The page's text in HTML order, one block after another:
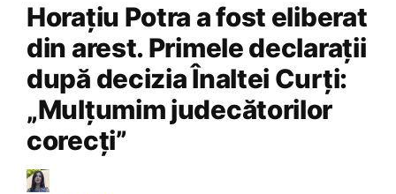
Horațiu Potra a fost eliberat
din arest. Primele declarații
după decizia Înaltei Curți:
„Mulțumim judecătorilor
corecți”